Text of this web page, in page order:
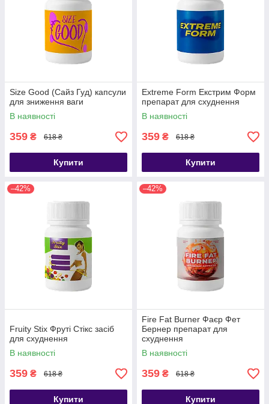
Size Good (Сайз Гуд) капсули
для зниження ваги
В наявності
359 ₴ 618 ₴
Купити
Extreme Form Екстрим Форм
препарат для схуднення
В наявності
359 ₴ 618 ₴
Купити
–42%
Fruity Stix Фруті Стікс засіб
для схуднення
В наявності
359 ₴ 618 ₴
Купити
–42%
Fire Fat Burner Фаєр Фет
Бернер препарат для
схуднення
В наявності
359 ₴ 618 ₴
Купити